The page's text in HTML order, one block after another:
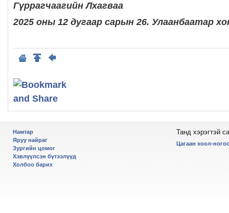
Гүррагчаагийн Лхагваа
2025 оны 12 дугаар сарын 26. Улаанбаатар
Намтар
Яруу найраг
Зургийн цомог
Хэвлүүлсэн бүтээлүүд
Холбоо барих
Танд хэрэгтэй
Цагаан хоол-